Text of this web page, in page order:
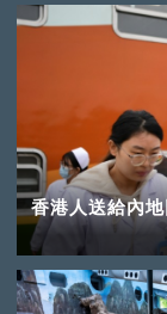
香港人送給內